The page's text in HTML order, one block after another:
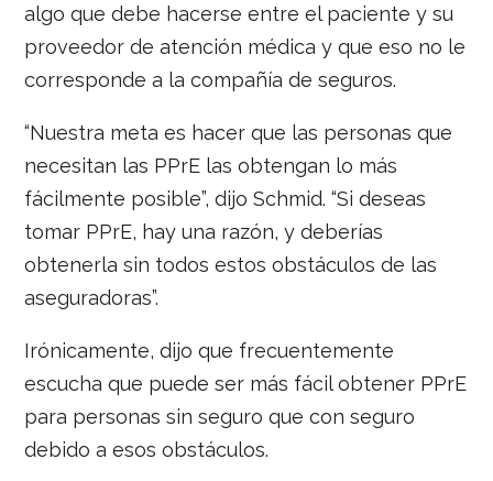
algo que debe hacerse entre el paciente y su
proveedor de atención médica y que eso no le
corresponde a la compañía de seguros.
“Nuestra meta es hacer que las personas que
necesitan las PPrE las obtengan lo más
fácilmente posible”, dijo Schmid. “Si deseas
tomar PPrE, hay una razón, y deberías
obtenerla sin todos estos obstáculos de las
aseguradoras”.
Irónicamente, dijo que frecuentemente
escucha que puede ser más fácil obtener PPrE
para personas sin seguro que con seguro
debido a esos obstáculos.